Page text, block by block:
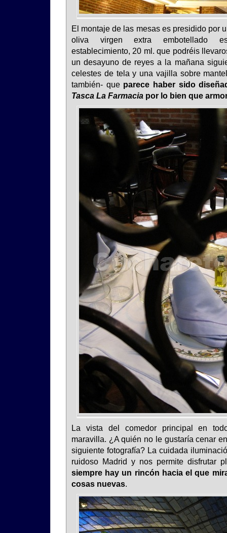
El montaje de las mesas es presidido por
oliva virgen extra embotellado
establecimiento, 20 ml. que podréis
un desayuno de reyes a la mañana
celestes de tela y una vajilla sobre
también- que parece haber sido
Tasca La Farmacia por lo bien que
La vista del comedor principal en
maravilla. ¿A quién no le gustaría cenar
siguiente fotografía? La cuidada
ruidoso Madrid y nos permite disfrutar
siempre hay un rincón hacia el que
cosas nuevas.